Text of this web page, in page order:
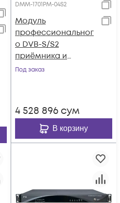
DMM-1701PM-04S2
Модуль
профессиональног
о DVB-S/S2
приёмника и
двойного
Под заказ
4 528 896 сум
В корзину